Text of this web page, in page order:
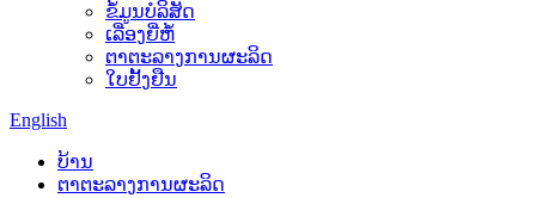
ຂໍ້ມູນບໍລິສັດ
ເລື່ອງຍີ່ຫໍ້
ຕາຕະລາງການຜະລິດ
ໃບຢັ້ງຢືນ
English
ບ້ານ
ຕາຕະລາງການຜະລິດ